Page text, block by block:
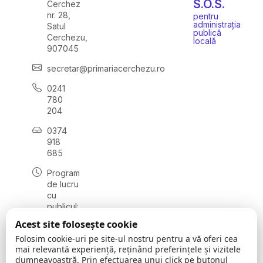
Cerchez
nr. 28,
Satul
Cerchezu,
907045
secretar@primariacerchezu.ro
0241
780
204
0374
918
685
Program
de lucru
cu
publicul:
08:00 -
16:30
, vineri:
S.O.S.
pentru
administrația
publică
locală
Acest site folosește cookie
Folosim cookie-uri pe site-ul nostru pentru a vă oferi cea
mai relevantă experiență, reținând preferințele și vizitele
dumneavoastră. Prin efectuarea unui click pe butonul